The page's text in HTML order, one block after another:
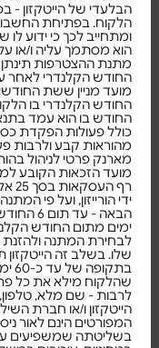
הבלעדי של הייטקזון
הלקוח. בפתיחת
ומתחייב לכך כי ידוע
הוא מסתמך עליה ו/או
החודש הקלנדרי לאחר
החודש בו הוא עמד
כולל פעולות הפקדת
מהוראות קבע ולרבות
מועד הזכאות הקובע
רף
ידי הורייזון, ועל פי
ימים מתום החודש
לבחירת המתנה
שלו. בשלב זה הייטקזון
שהלקוח מילא את כל
לרבות - שם מלא,
הייטקזון ו/או חברת
המפורטים הינם לאור
בשליטתה שמשפיעים